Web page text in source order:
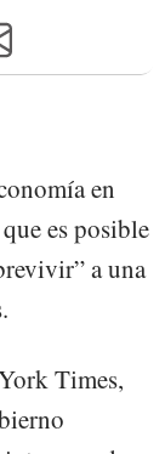
en
es posible
a una
Times,